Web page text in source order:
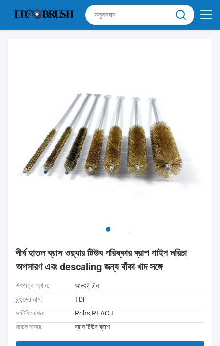
দীর্ঘ হাতল ব্রাস ওয়্যার টিউব পরিষ্কার ব্রাশ পাইপ মরিচা
অপসারণ এবং descaling জন্য বাঁকা খাদ সঙ্গে
উৎপত্তি স্থান:
আনহুই চীন
ব্র্যান্ডের নাম:
TDF
সার্টিফিকেশন:
Rohs,REACH
মডেল নম্বর:
ব্রাস টিউব ব্রাশ